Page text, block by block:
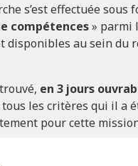
s’est effectuée sous
compétences» parmi
disponibles au sein du
en 3 jours
les critères qui il a
pour cette